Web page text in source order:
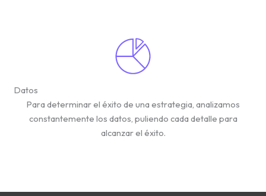
Datos
Para determinar el éxito de una estrategia, analizamos
constantemente los datos, puliendo cada detalle para
alcanzar el éxito.